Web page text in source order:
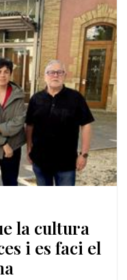
la cultura
i es faci el